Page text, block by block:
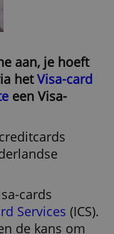
aan, je
via het
een Visa-
creditcards
Nederlandse